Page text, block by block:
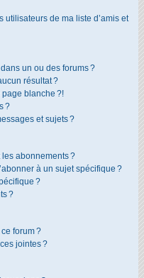
de ma liste d’amis et
un ou des forums ?
résultat ?
blanche ?!
?
et sujets ?
abonnements ?
à un sujet spécifique ?
?
?
forum ?
jointes ?